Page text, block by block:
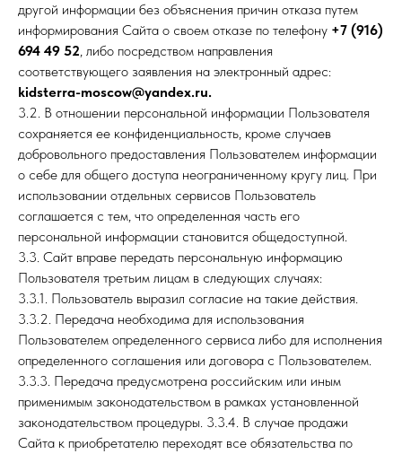
другой информации без объяснения причин отказа путем
информирования Сайта о своем отказе по телефону +7 (916)
694 49 52, либо посредством направления
соответствующего заявления на электронный адрес:
kidsterra-moscow@yandex.ru.
3.2. В отношении персональной информации Пользователя
сохраняется ее конфиденциальность, кроме случаев
добровольного предоставления Пользователем информации
о себе для общего доступа неограниченному кругу лиц. При
использовании отдельных сервисов Пользователь
соглашается с тем, что определенная часть его
персональной информации становится общедоступной.
3.3. Сайт вправе передать персональную информацию
Пользователя третьим лицам в следующих случаях:
3.3.1. Пользователь выразил согласие на такие действия.
3.3.2. Передача необходима для использования
Пользователем определенного сервиса либо для исполнения
определенного соглашения или договора с Пользователем.
3.3.3. Передача предусмотрена российским или иным
применимым законодательством в рамках установленной
законодательством процедуры. 3.3.4. В случае продажи
Сайта к приобретателю переходят все обязательства по